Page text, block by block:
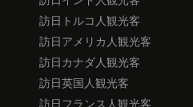
訪日トルコ人観光客
訪日アメリカ人観光客
訪日カナダ人観光客
訪日英国人観光客
訪日フランス人観光客